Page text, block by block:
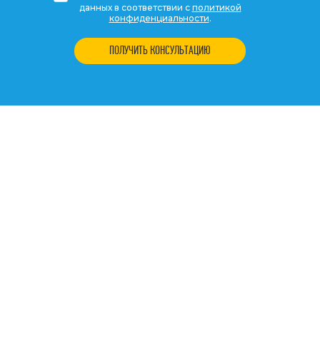
данных в соответствии с политикой
конфиденциальности.
ПОЛУЧИТЬ КОНСУЛЬТАЦИЮ